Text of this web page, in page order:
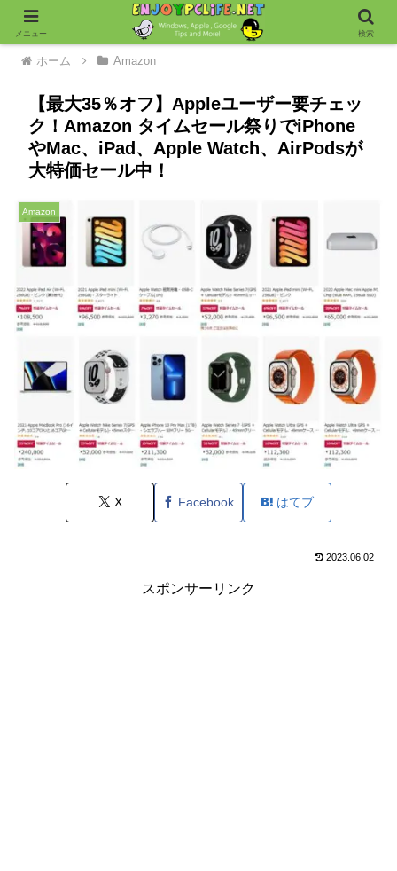
ホーム Amazon
【最大35％オフ】Appleユーザー要チェッ
ク！Amazon タイムセール祭りでiPhone
やMac、iPad、Apple Watch、AirPodsが
大特価セール中！
Amazon
X Facebook はてブ
2023.06.02
スポンサーリンク
メニュー 検索